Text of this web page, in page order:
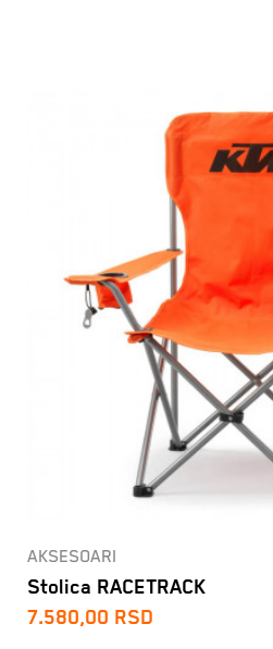
AKSESOARI
Stolica RACETRACK
7.580,00 RSD